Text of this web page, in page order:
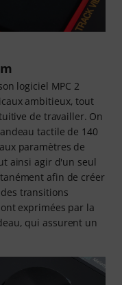
logiciel MPC 2
ambitieux, tout
de travailler. On
tactile de 140
paramètres de
ainsi agir d'un seul
afin de créer
transitions
exprimées par la
qui assurent un